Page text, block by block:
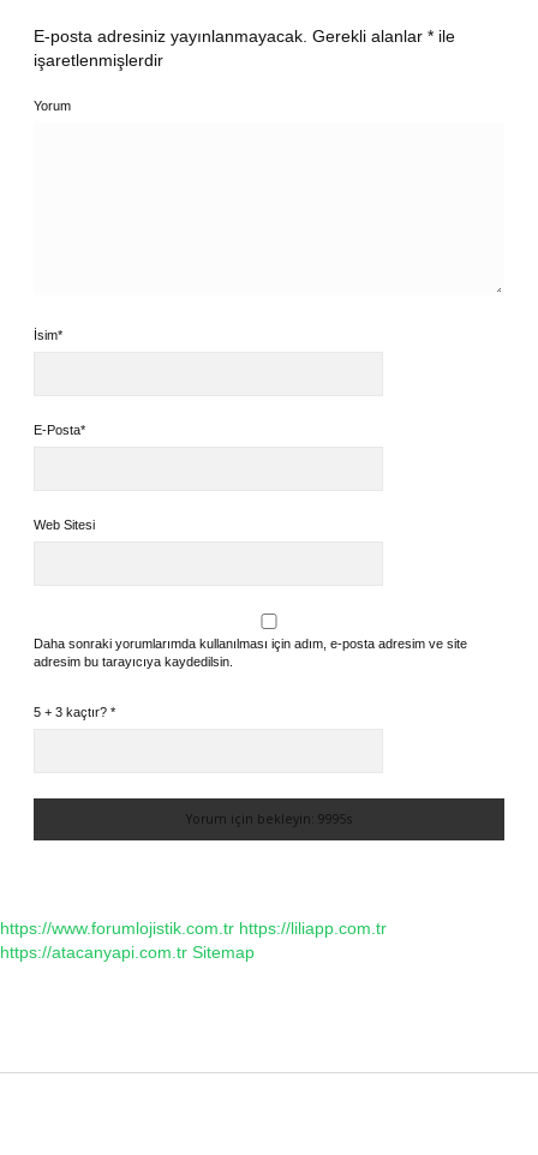
E-posta adresiniz yayınlanmayacak. Gerekli alanlar * ile
işaretlenmişlerdir
Yorum
İsim*
E-Posta*
Web Sitesi
Daha sonraki yorumlarımda kullanılması için adım, e-posta adresim ve site
adresim bu tarayıcıya kaydedilsin.
5 + 3 kaçtır? *
https://www.forumlojistik.com.tr https://liliapp.com.tr
https://atacanyapi.com.tr Sitemap